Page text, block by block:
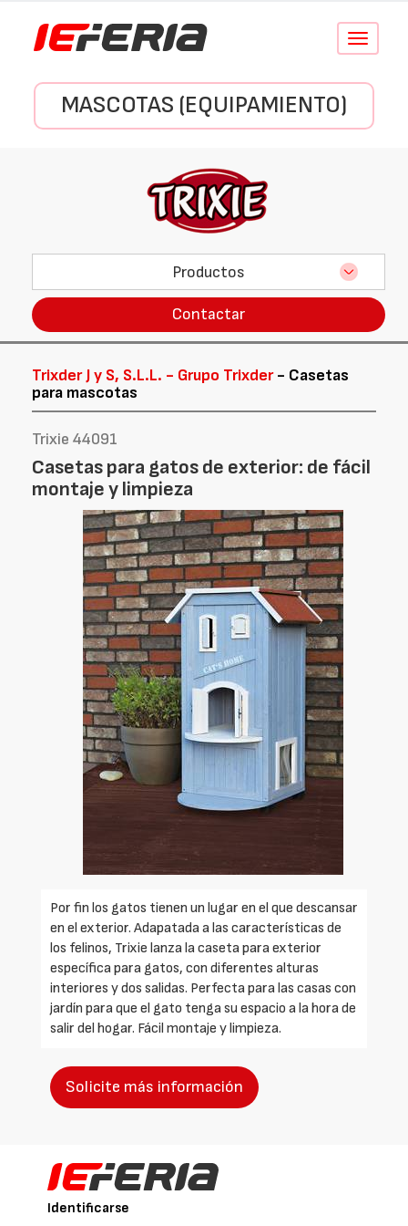
Conmutar
MASCOTAS (EQUIPAMIENTO)
Productos
Contactar
Trixder J y S, S.L.L. - Grupo Trixder- Casetas
para mascotas
Trixie 44091
Casetas para gatos de exterior: de fácil
montaje y limpieza
Por fin los gatos tienen un lugar en el que descansar
en el exterior. Adapatada a las características de
los felinos, Trixie lanza la caseta para exterior
específica para gatos, con diferentes alturas
interiores y dos salidas. Perfecta para las casas con
jardín para que el gato tenga su espacio a la hora de
salir del hogar. Fácil montaje y limpieza.
Solicite más información
Identificarse